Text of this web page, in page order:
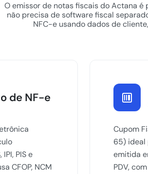
O emissor de notas fiscais do Actana
não precisa de software fiscal
NFC-e usando dados de
de NF-e
PIS e
CFOP, NCM
Cupom
65) ideal
emitida
PDV,